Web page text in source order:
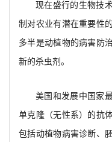
现在盛行的生物技
制对农业有潜在重要性
多半是动植物的病害防
新的杀虫剂。
美国和发展中国家
单克隆（无性系）的抗
包括动植物病害诊断、